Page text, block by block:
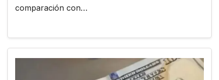
comparación con…